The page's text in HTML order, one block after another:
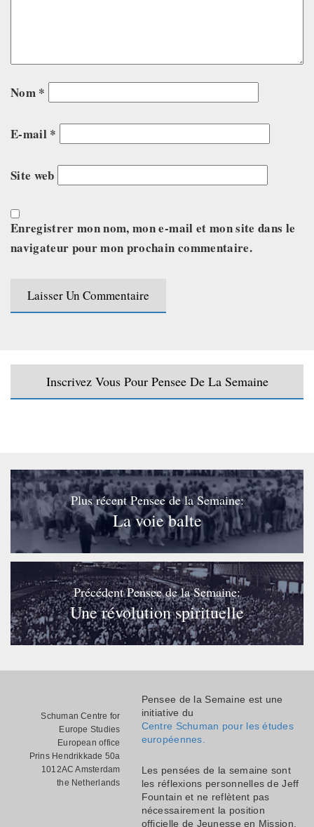
Nom *
E-mail *
Site web
Enregistrer mon nom, mon e-mail et mon site dans le
navigateur pour mon prochain commentaire.
Inscrivez Vous Pour Pensee De La Semaine
Plus récent Pensee de la Semaine:
La voie balte
Précédent Pensee de la Semaine:
Une révolution spirituelle
Schuman Centre for
Europe Studies
European office
Prins Hendrikkade 50a
1012AC Amsterdam
the Netherlands
Pensee de la Semaine est une
initiative du
Centre Schuman pour les études
européennes.
Les pensées de la semaine sont
les réflexions personnelles de Jeff
Fountain et ne reflètent pas
nécessairement la position
officielle de Jeunesse en Mission.